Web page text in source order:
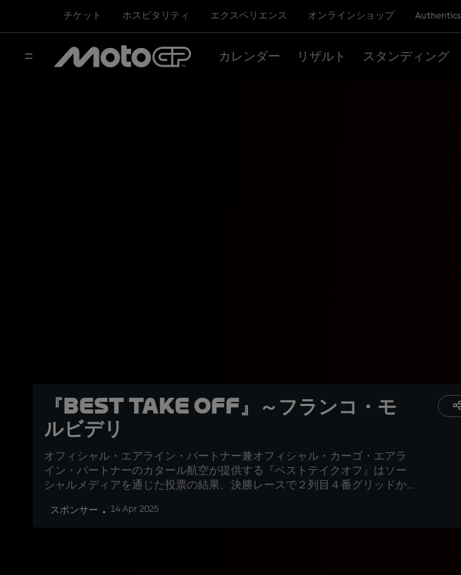
チケット ホスピタリティ エクスペリエンス オンラインショップ Authentics
カレンダー リザルト スタンディング
『Best Take Off』～フランコ・モ
ルビデリ
オフィシャル・エアライン・パートナー兼オフィシャル・カーゴ・エアラ
イン・パートナーのカタール航空が提供する『ベストテイクオフ』はソー
シャルメディアを通じた投票の結果、決勝レースで２列目４番グリッドか
スポンサー 14 Apr 2025